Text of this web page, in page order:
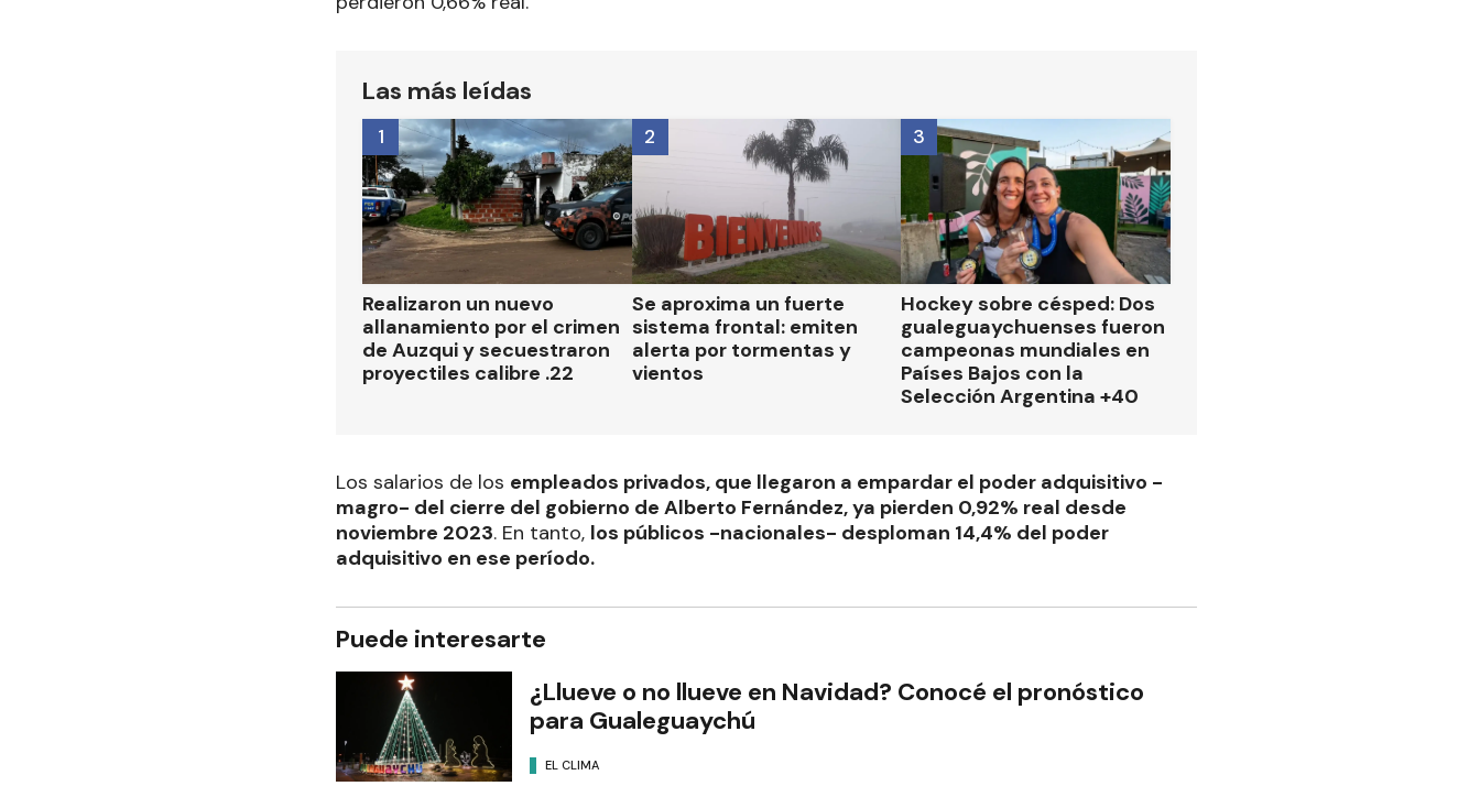
Las más leídas
Realizaron un nuevo
allanamiento por el crimen
de Auzqui y secuestraron
proyectiles calibre .22
1
Se aproxima un fuerte
sistema frontal: emiten
alerta por tormentas y
vientos
2
Hockey sobre césped: Dos
gualeguaychuenses fueron
campeonas mundiales en
Países Bajos con la
Selección Argentina +40
3
Los salarios de los empleados privados, que llegaron a empardar el poder adquisitivo -
magro- del cierre del gobierno de Alberto Fernández, ya pierden 0,92% real desde
noviembre 2023. En tanto, los públicos -nacionales- desploman 14,4% del poder
adquisitivo en ese período.
Puede interesarte
¿Llueve o no llueve en Navidad? Conocé el pronóstico
para Gualeguaychú
EL CLIMA